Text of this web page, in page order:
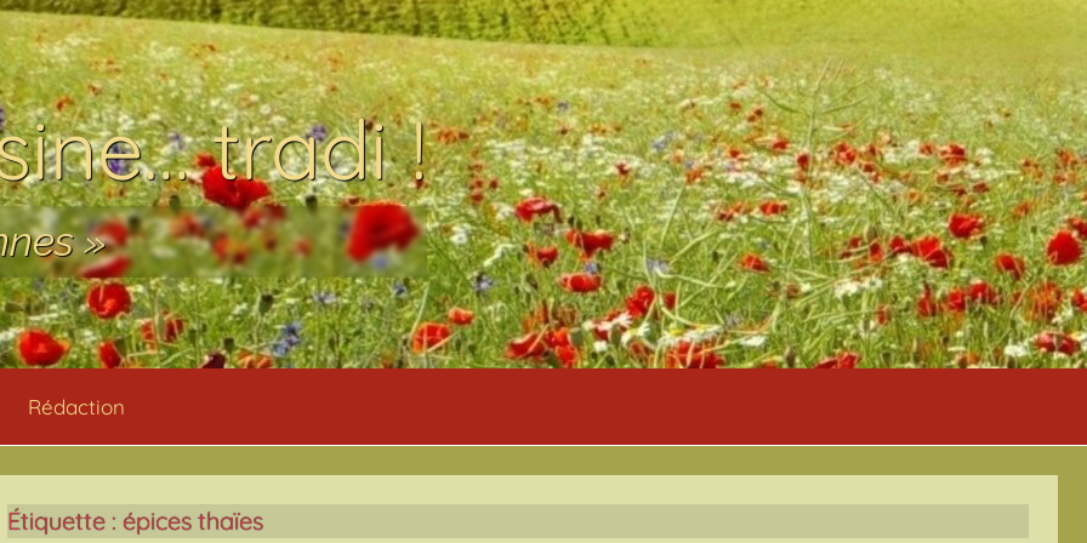
tradi !
»
Rédaction
Étiquette : épices thaïes